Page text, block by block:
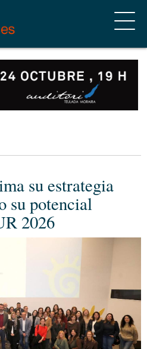
su estrategia
su potencial
2026